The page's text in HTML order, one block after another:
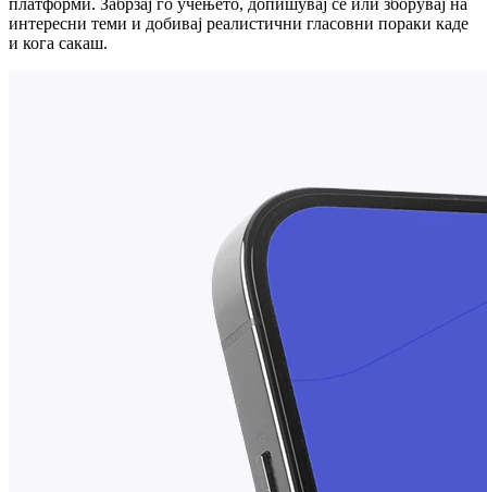
платформи. Забрзај го учењето, допишувај се или зборувај на
интересни теми и добивај реалистични гласовни пораки каде
и кога сакаш.